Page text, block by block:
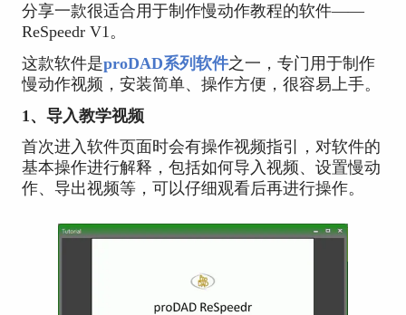
分享一款很适合用于制作慢动作教程的软件——
ReSpeedr V1。
这款软件是proDAD系列软件之一，专门用于制作
慢动作视频，安装简单、操作方便，很容易上手。
1、导入教学视频
首次进入软件页面时会有操作视频指引，对软件的
基本操作进行解释，包括如何导入视频、设置慢动
作、导出视频等，可以仔细观看后再进行操作。